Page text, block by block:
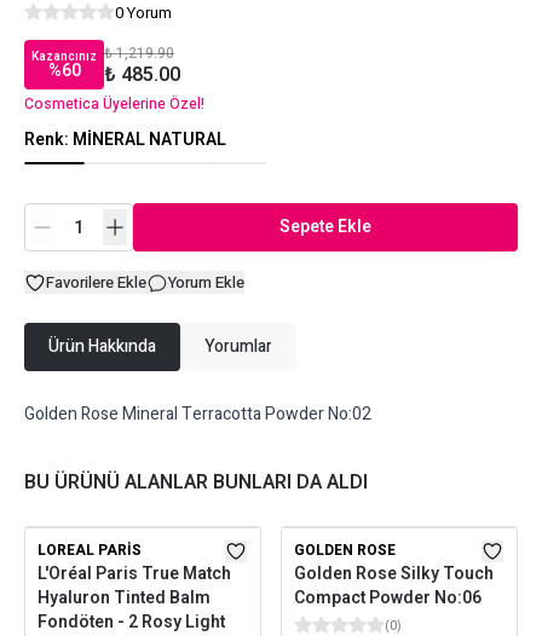
0 Yorum
Kazancınız
%60
₺ 1,219.90
₺ 485.00
Cosmetica Üyelerine Özel!
Renk: MİNERAL NATURAL
Sepete Ekle
Favorilere Ekle Yorum Ekle
Ürün Hakkında Yorumlar
Golden Rose Mineral Terracotta Powder No:02
BU ÜRÜNÜ ALANLAR BUNLARI DA ALDI
LOREAL PARIS
L'Oréal Paris True Match
Hyaluron Tinted Balm
Fondöten - 2 Rosy Light
GOLDEN ROSE
Golden Rose Silky Touch
Compact Powder No:06
(0)